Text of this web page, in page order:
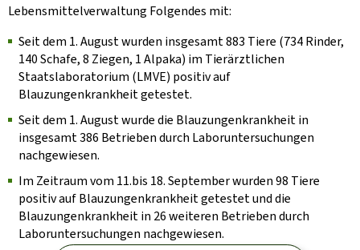
Lebensmittelverwaltung Folgendes mit:
Seit dem 1. August wurden insgesamt 883 Tiere (734 Rinder,
140 Schafe, 8 Ziegen, 1 Alpaka) im Tierärztlichen
Staatslaboratorium (LMVE) positiv auf
Blauzungenkrankheit getestet.
Seit dem 1. August wurde die Blauzungenkrankheit in
insgesamt 386 Betrieben durch Laboruntersuchungen
nachgewiesen.
Im Zeitraum vom 11.bis 18. September wurden 98 Tiere
positiv auf Blauzungenkrankheit getestet und die
Blauzungenkrankheit in 26 weiteren Betrieben durch
Laboruntersuchungen nachgewiesen.